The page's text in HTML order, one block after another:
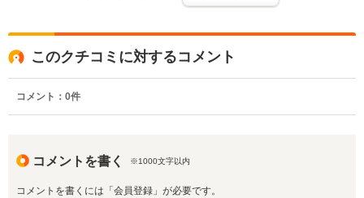
このクチコミに対するコメント
コメント： 0件
コメントを書く ※1000文字以内
コメントを書くには「会員登録」が必要です。